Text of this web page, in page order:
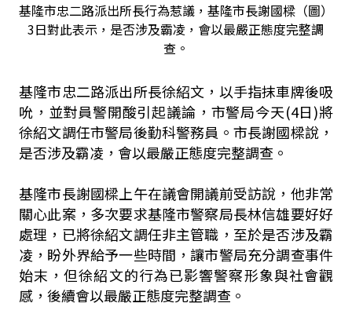
基隆市忠二路派出所長行為惹議，基隆市長謝國樑（圖）
3日對此表示，是否涉及霸凌，會以最嚴正態度完整調
查。
基隆市忠二路派出所長徐紹文，以手指抹車牌後吸
吮，並對員警開酸引起議論，市警局今天(4日)將
徐紹文調任市警局後勤科警務員。市長謝國樑說，
是否涉及霸凌，會以最嚴正態度完整調查。
基隆市長謝國樑上午在議會開議前受訪說，他非常
關心此案，多次要求基隆市警察局長林信雄要好好
處理，已將徐紹文調任非主管職，至於是否涉及霸
凌，盼外界給予一些時間，讓市警局充分調查事件
始末，但徐紹文的行為已影響警察形象與社會觀
感，後續會以最嚴正態度完整調查。